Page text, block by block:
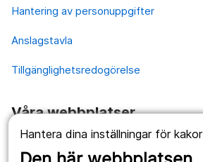
Hantera dina inställningar för kakor
Hantering av personuppgifter
Anslagstavla
Tillgänglighetsredogörelse
Våra webbplatser
1177.se